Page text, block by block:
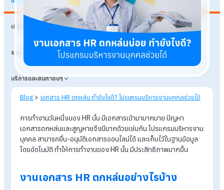
เกี่ยวกับเรา
ราคา
บริการและสินค้าอื่นๆ
Published: 18 กรกฎาคม
3,693views อัพเดทเทรนความรู้ทั่วไป